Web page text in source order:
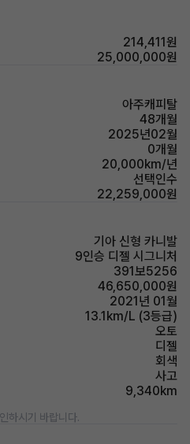
214,411원
25,000,000원
아주캐피탈
48개월
2025년02월
0개월
20,000km/년
선택인수
22,259,000원
기아 신형 카니발
9인승 디젤 시그니처
391보5256
46,650,000원
2021년 01월
13.1km/L (3등급)
오토
디젤
회색
사고
9,340km
하시기 바랍니다.